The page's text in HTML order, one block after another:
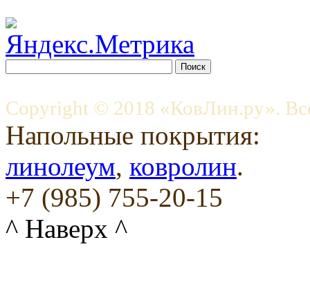
Copyright © 2018 «КовЛин.ру».
Напольные покрытия:
линолеум, ковролин.
+7 (985) 755-20-15
^ Наверх ^